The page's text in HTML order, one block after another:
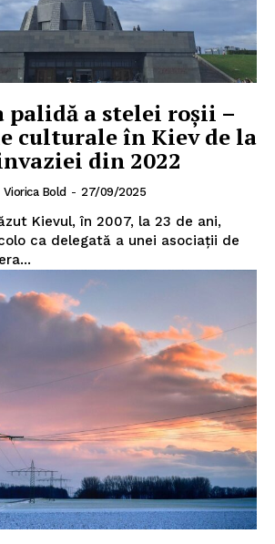
palidă a stelei roșii –
culturale în Kiev de la
din 2022
Viorica Bold - 27/09/2025
Kievul, în 2007, la 23 de ani,
ca delegată a unei asociații de